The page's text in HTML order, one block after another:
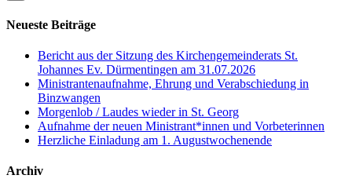
Neueste Beiträge
Bericht aus der Sitzung des Kirchengemeinderats St.
Johannes Ev. Dürmentingen am 31.07.2026
Ministrantenaufnahme, Ehrung und Verabschiedung in
Binzwangen
Morgenlob / Laudes wieder in St. Georg
Aufnahme der neuen Ministrant*innen und Vorbeterinnen
Herzliche Einladung am 1. Augustwochenende
Archiv